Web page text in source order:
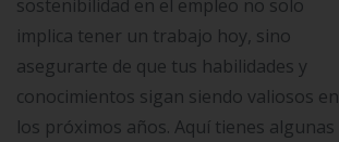
sostenibilidad en el empleo no solo
implica tener un trabajo hoy, sino
asegurarte de que tus habilidades y
conocimientos sigan siendo valiosos en
los próximos años. Aquí tienes algunas